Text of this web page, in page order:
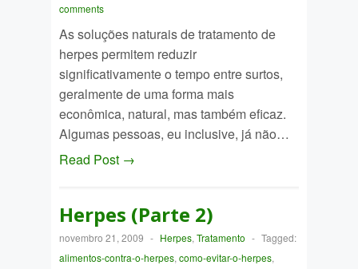
comments
As soluções naturais de tratamento de
herpes permitem reduzir
significativamente o tempo entre surtos,
geralmente de uma forma mais
econômica, natural, mas também eficaz.
Algumas pessoas, eu inclusive, já não…
Read Post →
Herpes (Parte 2)
novembro 21, 2009 - Herpes, Tratamento - Tagged:
alimentos-contra-o-herpes, como-evitar-o-herpes,